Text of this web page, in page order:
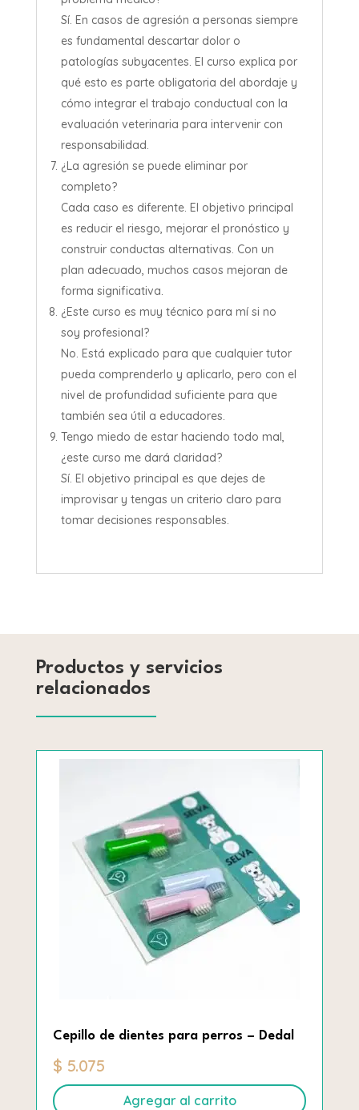
Sí. En casos de agresión a personas siempre
es fundamental descartar dolor o
patologías subyacentes. El curso explica por
qué esto es parte obligatoria del abordaje y
cómo integrar el trabajo conductual con la
evaluación veterinaria para intervenir con
responsabilidad.
¿La agresión se puede eliminar por
completo?
Cada caso es diferente. El objetivo principal
es reducir el riesgo, mejorar el pronóstico y
construir conductas alternativas. Con un
plan adecuado, muchos casos mejoran de
forma significativa.
¿Este curso es muy técnico para mí si no
soy profesional?
No. Está explicado para que cualquier tutor
pueda comprenderlo y aplicarlo, pero con el
nivel de profundidad suficiente para que
también sea útil a educadores.
Tengo miedo de estar haciendo todo mal,
¿este curso me dará claridad?
Sí. El objetivo principal es que dejes de
improvisar y tengas un criterio claro para
tomar decisiones responsables.
Productos y servicios
relacionados
Cepillo de dientes para perros – Dedal
$ 5.075
Agregar al carrito